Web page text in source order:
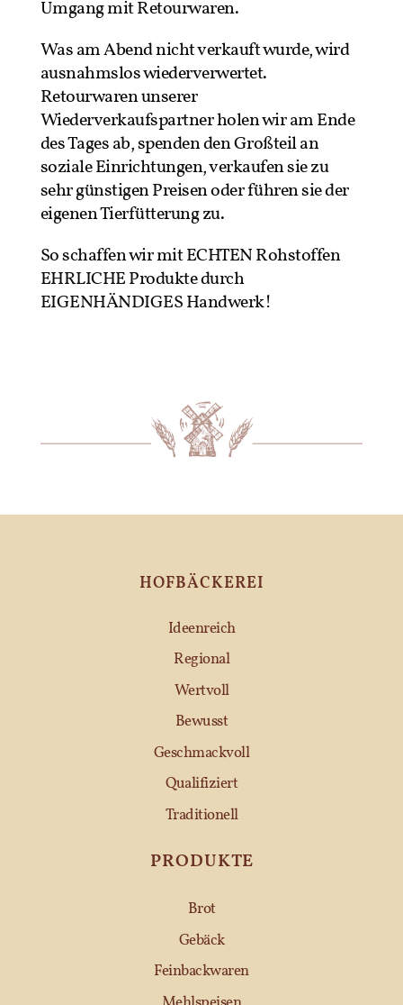
Umgang mit Retourwaren.
Was am Abend nicht verkauft wurde, wird
ausnahmslos wiederverwertet.
Retourwaren unserer
Wiederverkaufspartner holen wir am Ende
des Tages ab, spenden den Großteil an
soziale Einrichtungen, verkaufen sie zu
sehr günstigen Preisen oder führen sie der
eigenen Tierfütterung zu.
So schaffen wir mit ECHTEN Rohstoffen
EHRLICHE Produkte durch
EIGENHÄNDIGES Handwerk!
HOFBÄCKEREI
Ideenreich
Regional
Wertvoll
Bewusst
Geschmackvoll
Qualifiziert
Traditionell
PRODUKTE
Brot
Gebäck
Feinbackwaren